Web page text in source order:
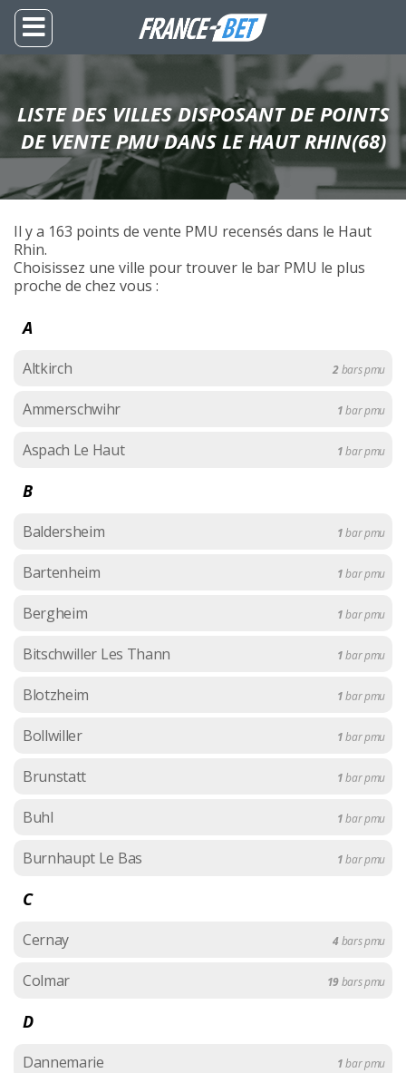
LISTE DES VILLES DISPOSANT DE POINTS
DE VENTE PMU DANS LE HAUT RHIN(68)
Il y a 163 points de vente PMU recensés dans le Haut
Rhin.
Choisissez une ville pour trouver le bar PMU le plus
proche de chez vous :
A
Altkirch 2bars pmu
Ammerschwihr 1bar pmu
Aspach Le Haut 1bar pmu
B
Baldersheim 1bar pmu
Bartenheim 1bar pmu
Bergheim 1bar pmu
Bitschwiller Les Thann 1bar pmu
Blotzheim 1bar pmu
Bollwiller 1bar pmu
Brunstatt 1bar pmu
Buhl 1bar pmu
Burnhaupt Le Bas 1bar pmu
C
Cernay 4bars pmu
Colmar 19bars pmu
D
Dannemarie 1bar pmu